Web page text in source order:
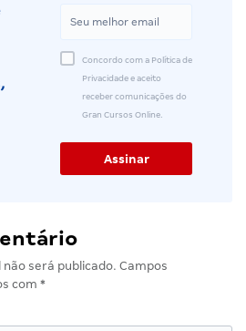
Concordo com a Política de
Privacidade e aceito
receber comunicações do
Gran Cursos Online.
será publicado. Campos
com *